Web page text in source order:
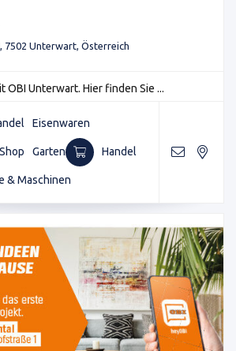
7502 Unterwart, Österreich
OBI Unterwart. Hier finden Sie ...
Eisenwaren
Garten Handel
& Maschinen